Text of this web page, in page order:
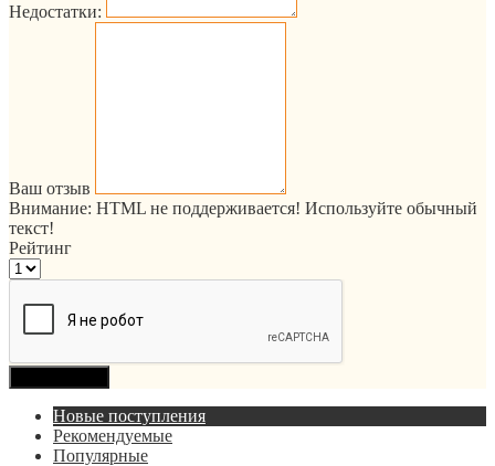
Недостатки:
Ваш отзыв
Внимание: HTML не поддерживается! Используйте обычный
текст!
Рейтинг
Новые поступления
Рекомендуемые
Популярные